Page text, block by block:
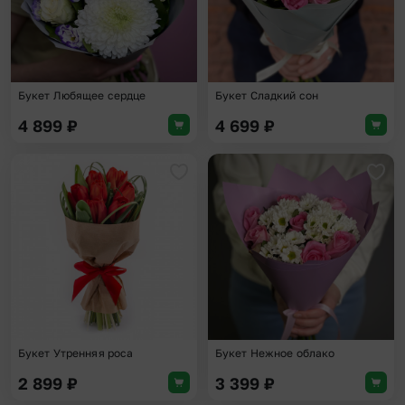
Букет Любящее сердце
4 899 ₽
Букет Сладкий сон
4 699 ₽
Добавить в избранное
Букет Утренняя роса
2 899 ₽
Букет Нежное облако
3 399 ₽